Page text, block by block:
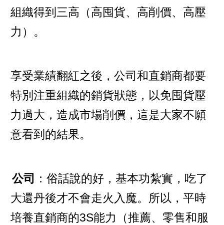
組織得到三高（高囤貨、高削價、高壓
力）。
享受業績翻紅之後，公司和直銷商都要
特別注重組織的銷貨狀態，以免囤貨壓
力過大，造成市場削價，這是大家不願
意看到的結果。
公司 ：俗話說的好，基本功紮實，吃了
大還丹後才不會走火入魔。所以，平時
培養直銷商的3S能力（推薦、零售和服